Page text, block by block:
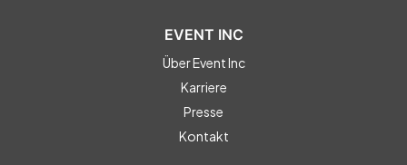
EVENT INC
Über Event Inc
Karriere
Presse
Kontakt